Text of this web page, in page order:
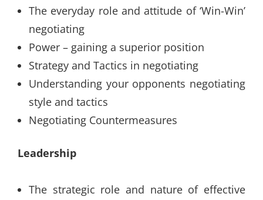
The everyday role and attitude of ‘Win-Win’
negotiating
Power – gaining a superior position
Strategy and Tactics in negotiating
Understanding your opponents negotiating
style and tactics
Negotiating Countermeasures
Leadership
The strategic role and nature of effective